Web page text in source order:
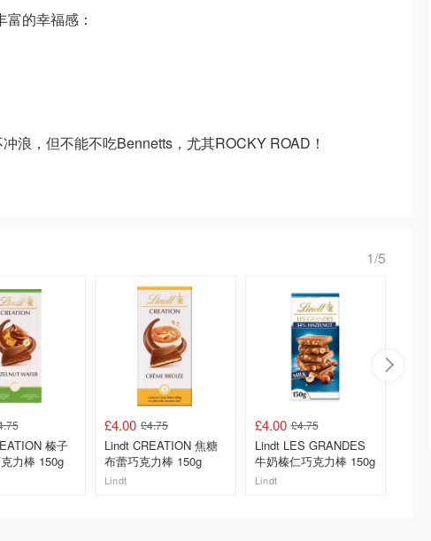
的幸福感：
浪，但不能不吃Bennetts，尤其ROCKY ROAD！
1/5
榛子
力棒 150g
£4.00 £4.75
Lindt CREATION 焦糖
布蕾巧克力棒 150g
Lindt
£4.00 £4.75
Lindt LES GRANDES
牛奶榛仁巧克力棒 150g
Lindt